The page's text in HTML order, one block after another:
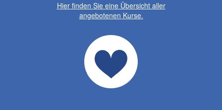
Hier finden Sie eine Übersicht aller
angebotenen Kurse.